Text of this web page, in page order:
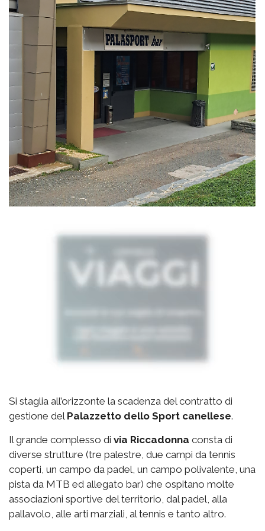
Si staglia all’orizzonte la scadenza del contratto di
gestione del Palazzetto dello Sport canellese.
Il grande complesso di via Riccadonna consta di
diverse strutture (tre palestre, due campi da tennis
coperti, un campo da padel, un campo polivalente, una
pista da MTB ed allegato bar) che ospitano molte
associazioni sportive del territorio, dal padel, alla
pallavolo, alle arti marziali, al tennis e tanto altro.